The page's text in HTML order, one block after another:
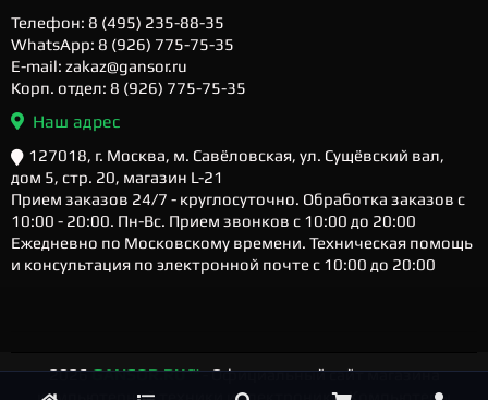
Телефон: 8 (495) 235-88-35
WhatsApp: 8 (926) 775-75-35
E-mail: zakaz@gansor.ru
Корп. отдел: 8 (926) 775-75-35
Наш адрес
127018, г. Москва, м. Савёловская, ул. Сущёвский вал,
дом 5, стр. 20, магазин L-21
Прием заказов 24/7 - круглосуточно. Обработка заказов с
10:00 - 20:00. Пн-Вс. Прием звонков с 10:00 до 20:00
Ежедневно по Московскому времени. Техническая помощь
и консультация по электронной почте с 10:00 до 20:00
2026GANSOR.RU ™- Официальный сайт магазина
компьютерной техники и электроники. Компьютеры